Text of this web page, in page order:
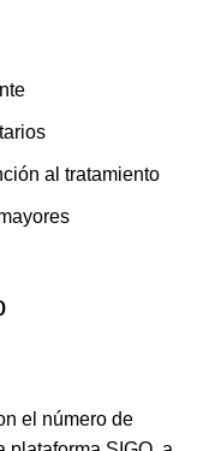
al tratamiento
el número de